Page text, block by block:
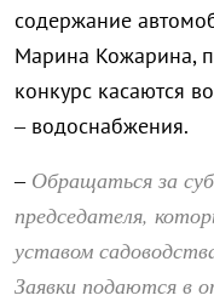
содержание
Марина Кожарина,
конкурс касаются
– водоснабжения.
–Обращаться за
председателя,
уставом
Заявки подаются в